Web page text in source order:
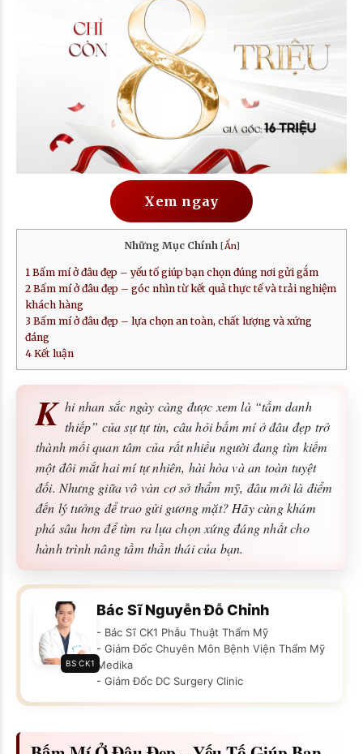
Xem ngay
Những Mục Chính [Ẩn]
1 Bấm mí ở đâu đẹp – yếu tố giúp bạn chọn đúng nơi gửi gắm
2 Bấm mí ở đâu đẹp – góc nhìn từ kết quả thực tế và trải nghiệm
khách hàng
3 Bấm mí ở đâu đẹp – lựa chọn an toàn, chất lượng và xứng
đáng
4 Kết luận
K hi nhan sắc ngày càng được xem là “tấm danh
thiếp” của sự tự tin, câu hỏi bấm mí ở đâu đẹp trở
thành mối quan tâm của rất nhiều người đang tìm kiếm
một đôi mắt hai mí tự nhiên, hài hòa và an toàn tuyệt
đối. Nhưng giữa vô vàn cơ sở thẩm mỹ, đâu mới là điểm
đến lý tưởng để trao gửi gương mặt? Hãy cùng khám
phá sâu hơn để tìm ra lựa chọn xứng đáng nhất cho
hành trình nâng tầm thần thái của bạn.
BS CK1
Bác Sĩ Nguyễn Đỗ Chỉnh
- Bác Sĩ CK1 Phẫu Thuật Thẩm Mỹ
- Giám Đốc Chuyên Môn Bệnh Viện Thẩm Mỹ
Medika
- Giám Đốc DC Surgery Clinic